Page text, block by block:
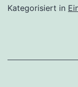
Kategorisiert in